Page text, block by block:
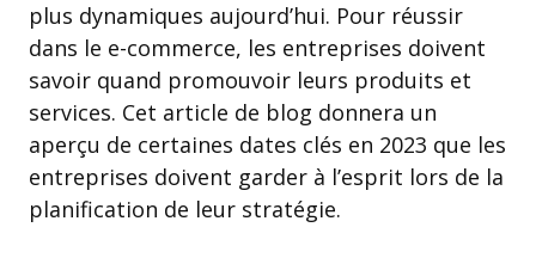
plus dynamiques aujourd’hui. Pour réussir
dans le e-commerce, les entreprises doivent
savoir quand promouvoir leurs produits et
services. Cet article de blog donnera un
aperçu de certaines dates clés en 2023 que les
entreprises doivent garder à l’esprit lors de la
planification de leur stratégie.